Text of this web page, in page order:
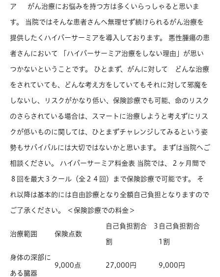
ア がん治療にお悩みを持つ方は多くいらっしゃると思いま
す。 当院ではそんな患者さんへ無理せず続けられるがん治療を
提供したくハイパーサーミアを導入しております。 悪性腫瘍の患
者さんにおいて 「ハイパーサーミア治療をしない理由」が思い
つかないということです。 ひとまず、がんに対して どんな治療
をされていても、どんな考え方をしていてもそれに対して邪魔を
しないし、リスクがかなり低い、保険診療でも可能、命のリスク
のさらされている場合は、スマートに治療しようと考えずにリス
クが低いものに関しては、ひとまずチャレンジしてみるという姿
勢もサバイバルには大切ではないかと思います。 まずは当院へご
相談ください。 ハイパーサーミア料金表 当院では、２ヶ月間で
８回を最大３クール（全２４回）まで保険診療で可能です。 そ
れ以降は基本的には自由診療となり全額自己負担となりますので
ご了承ください。 ＜保険診療での料金＞
治療範囲 保険点数
自己負担割合 3
割
自己負担割合
1割
身体の深部に
ある臓器
9,000点 27,000円 9,000円